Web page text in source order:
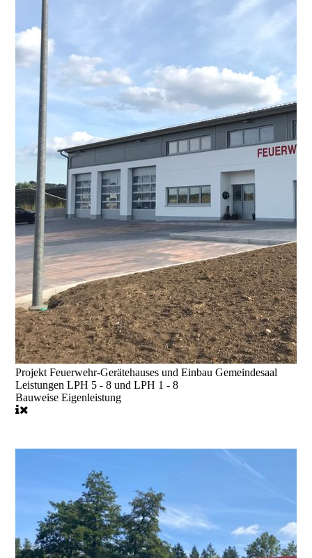
ProjektFeuerwehr-Gerätehauses und Einbau Gemeindesaal
LeistungenLPH 5 - 8 und LPH 1 - 8
BauweiseEigenleistung